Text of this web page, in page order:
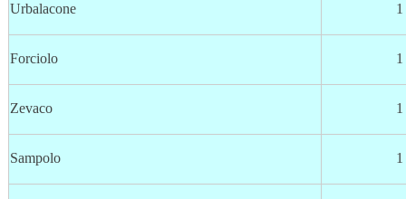
Urbalacone 1
Forciolo 1
Zevaco 1
Sampolo 1